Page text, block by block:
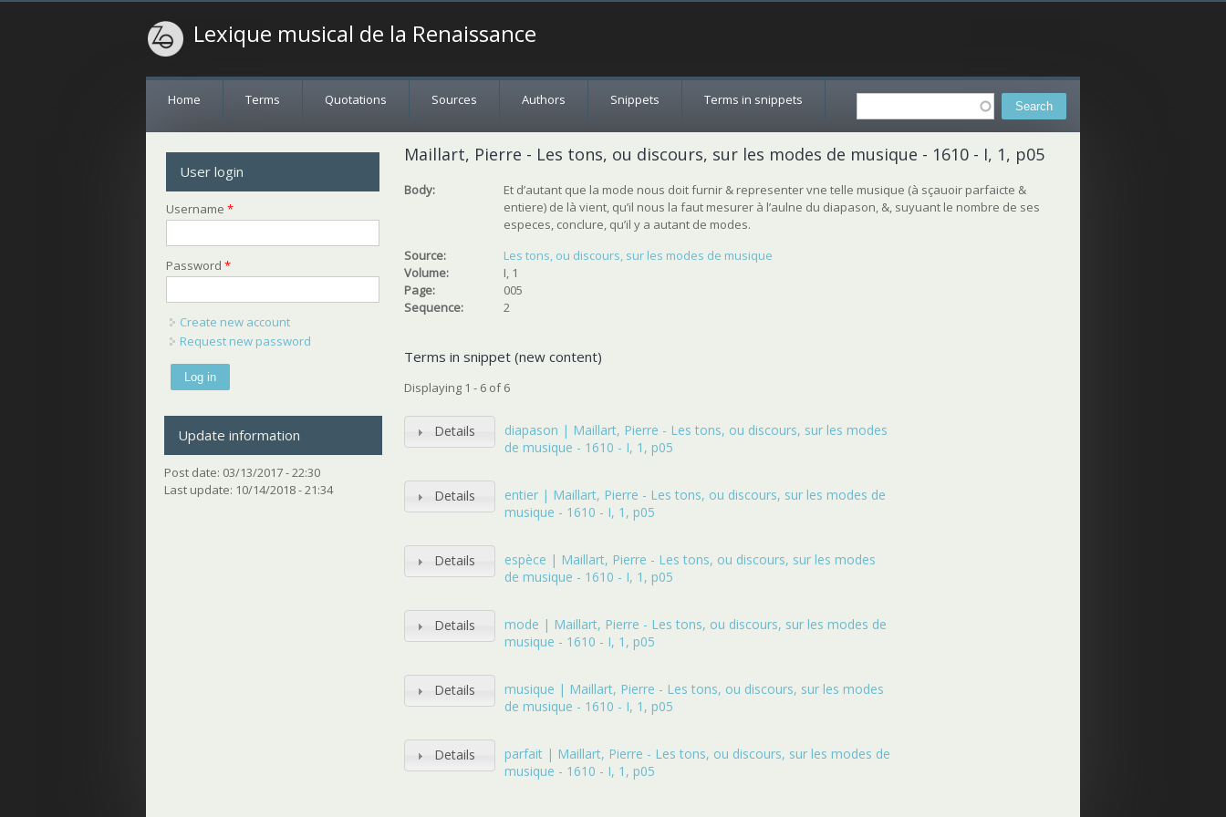
Lexique musical de la Renaissance
Search
Home Terms Quotations Sources Authors Snippets Terms in snippets
Maillart, Pierre - Les tons, ou discours, sur les modes de musique - 1610 - I, 1, p05
Body:
Et d’autant que la mode nous doit furnir & representer vne telle musique (à sçauoir parfaicte &
entiere) de là vient, qu’il nous la faut mesurer à l’aulne du diapason, &, suyuant le nombre de ses
especes, conclure, qu’il y a autant de modes.
Source:
Les tons, ou discours, sur les modes de musique
Volume:
I, 1
Page:
005
Sequence:
2
Terms in snippet (new content)
Displaying 1 - 6 of 6
Details
diapason | Maillart, Pierre - Les tons, ou discours, sur les modes
de musique - 1610 - I, 1, p05
Details
entier | Maillart, Pierre - Les tons, ou discours, sur les modes de
musique - 1610 - I, 1, p05
Details
espèce | Maillart, Pierre - Les tons, ou discours, sur les modes
de musique - 1610 - I, 1, p05
Details
mode | Maillart, Pierre - Les tons, ou discours, sur les modes de
musique - 1610 - I, 1, p05
Details
musique | Maillart, Pierre - Les tons, ou discours, sur les modes
de musique - 1610 - I, 1, p05
Details
parfait | Maillart, Pierre - Les tons, ou discours, sur les modes de
musique - 1610 - I, 1, p05
User login
Username*
Password*
Create new account
Request new password
Update information
Post date: 03/13/2017 - 22:30
Last update: 10/14/2018 - 21:34